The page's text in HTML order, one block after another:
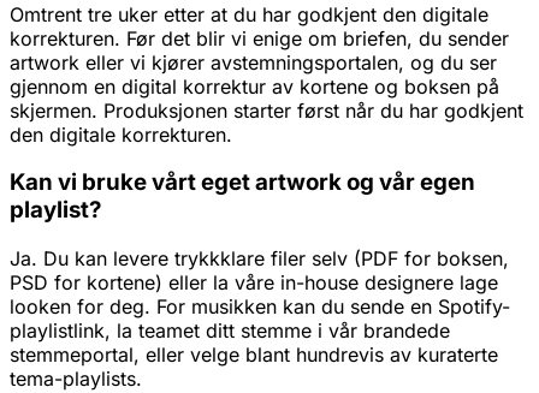
Omtrent tre uker etter at du har godkjent den digitale
korrekturen. Før det blir vi enige om briefen, du sender
artwork eller vi kjører avstemningsportalen, og du ser
gjennom en digital korrektur av kortene og boksen på
skjermen. Produksjonen starter først når du har godkjent
den digitale korrekturen.
Kan vi bruke vårt eget artwork og vår egen
playlist?
Ja. Du kan levere trykkklare filer selv (PDF for boksen,
PSD for kortene) eller la våre in-house designere lage
looken for deg. For musikken kan du sende en Spotify-
playlistlink, la teamet ditt stemme i vår brandede
stemmeportal, eller velge blant hundrevis av kuraterte
tema-playlists.